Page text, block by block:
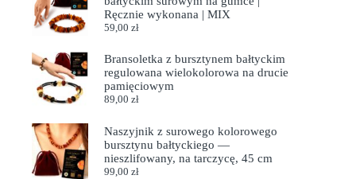
Ręcznie wykonana | MIX
59,00 zł
Bransoletka z bursztynem bałtyckim
regulowana wielokolorowa na drucie
pamięciowym
89,00 zł
Naszyjnik z surowego kolorowego
bursztynu bałtyckiego —
nieszlifowany, na tarczycę, 45 cm
99,00 zł